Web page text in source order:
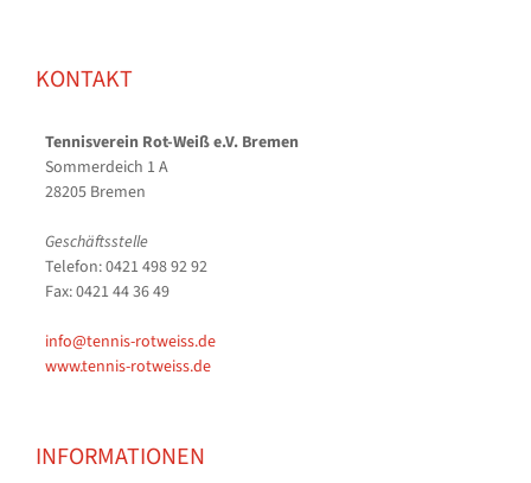
KONTAKT
Tennisverein Rot-Weiß e.V. Bremen
Sommerdeich 1 A
28205 Bremen
Geschäftsstelle
Telefon: 0421 498 92 92
Fax: 0421 44 36 49
info@tennis-rotweiss.de
www.tennis-rotweiss.de
INFORMATIONEN